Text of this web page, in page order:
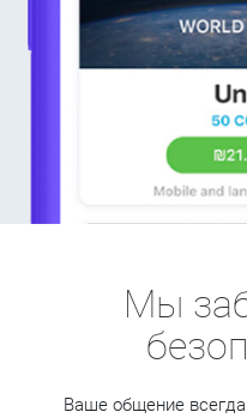
Мы
Ваше общение